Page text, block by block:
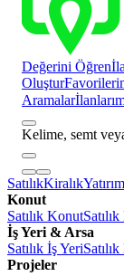
Değerini Öğren
Oluştur
Aramalar
Kelime, semt
SatılıkKiralıkYatırım
Konut
Satılık Konut
İş Yeri & Arsa
Satılık İş Yeri
Projeler